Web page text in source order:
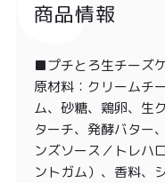
商品情報
■プチとろ生チーズ
原材料：クリームチ
ム、砂糖、鶏卵、生
ターチ、発酵バター
ンズソース／トレハ
ントガム）、香料、